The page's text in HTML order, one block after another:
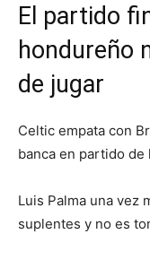
El partido
hondureño
de jugar
Celtic empata con
banca en partido de
Luis Palma una vez
suplentes y no es